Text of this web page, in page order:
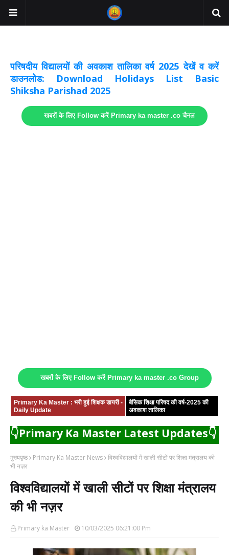
परिषदीय विद्यालयों की अवकाश तालिका वर्ष 2025 देखें व करें
डाउनलोड: Download Holidays List Basic
Shiksha Parishad 2025
खबरों के लिए Follow करें Primary ka master .co चैनल
खबरों के लिए Follow करें Primary ka master .co Group
Primary Ka Master : भरी हुई शिक्षक डायरी -
Daily Update
बेसिक शिक्षा परिषद की वर्ष-2025 की
अवकाश तालिका
👇Primary Ka Master Latest Updates👇
मुख्यपृष्ठ Primary Ka Master News विश्वविद्यालयों में खाली सीटों पर शिक्षा मंत्रालय की
भी नज़र
विश्वविद्यालयों में खाली सीटों पर शिक्षा मंत्रालय
की भी नज़र
Primary ka Master 10/03/2025 06:21:00 Pm